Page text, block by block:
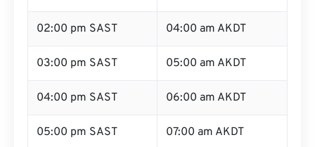
02:00 pm SAST 04:00 am AKDT
03:00 pm SAST 05:00 am AKDT
04:00 pm SAST 06:00 am AKDT
05:00 pm SAST 07:00 am AKDT